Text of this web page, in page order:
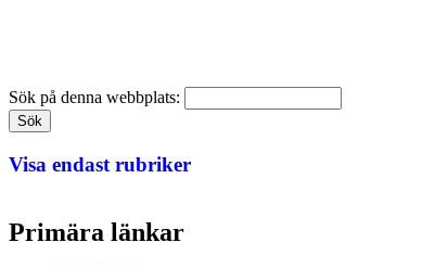
Sök på denna webbplats:
Visa endast rubriker
Primära länkar